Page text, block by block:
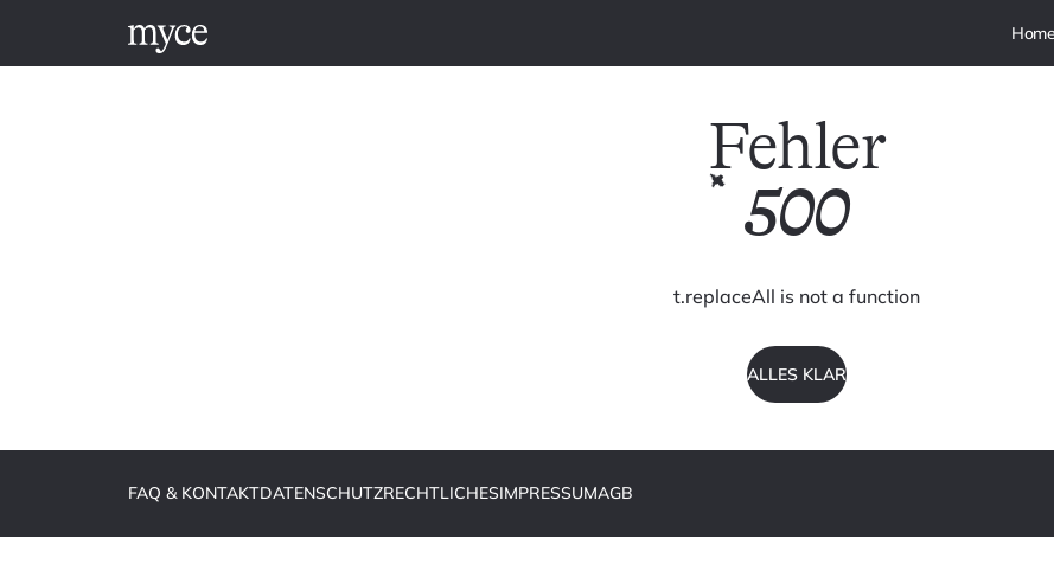
Fehler
500
t.replaceAll is not a function
ALLES KLAR
FAQ & KONTAKTDATENSCHUTZRECHTLICHESIMPRESSUMAGB